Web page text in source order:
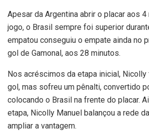
Apesar da Argentina abrir o placar aos
jogo, o Brasil sempre foi superior
empatou conseguiu o empate ainda no
gol de Gamonal, aos 28 minutos.
Nos acréscimos da etapa inicial, Nicolly
gol, mas sofreu um pênalti, convertido
colocando o Brasil na frente do placar.
etapa, Nicolly Manuel balançou a rede
ampliar a vantagem.